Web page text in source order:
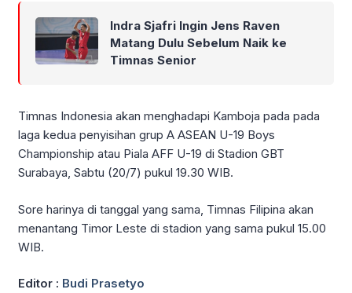
Indra Sjafri Ingin Jens Raven
Matang Dulu Sebelum Naik ke
Timnas Senior
Timnas Indonesia akan menghadapi Kamboja pada pada
laga kedua penyisihan grup A ASEAN U-19 Boys
Championship atau Piala AFF U-19 di Stadion GBT
Surabaya, Sabtu (20/7) pukul 19.30 WIB.
Sore harinya di tanggal yang sama, Timnas Filipina akan
menantang Timor Leste di stadion yang sama pukul 15.00
WIB.
Editor : Budi Prasetyo